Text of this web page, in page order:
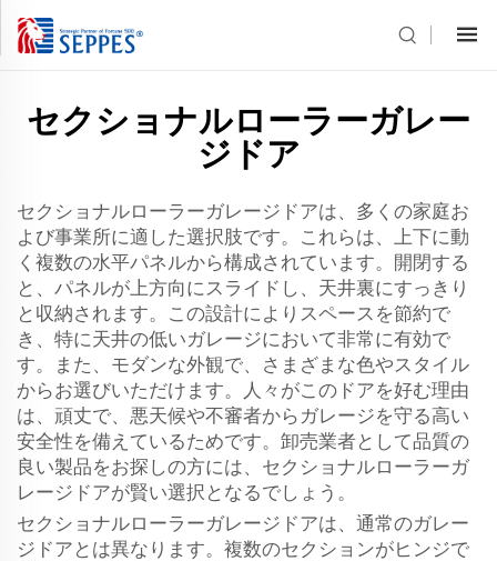
セクショナルローラーガレー
ジドア
セクショナルローラーガレージドアは、多くの家庭お
よび事業所に適した選択肢です。これらは、上下に動
く複数の水平パネルから構成されています。開閉する
と、パネルが上方向にスライドし、天井裏にすっきり
と収納されます。この設計によりスペースを節約で
き、特に天井の低いガレージにおいて非常に有効で
す。また、モダンな外観で、さまざまな色やスタイル
からお選びいただけます。人々がこのドアを好む理由
は、頑丈で、悪天候や不審者からガレージを守る高い
安全性を備えているためです。卸売業者として品質の
良い製品をお探しの方には、セクショナルローラーガ
レージドアが賢い選択となるでしょう。
セクショナルローラーガレージドアは、通常のガレー
ジドアとは異なります。複数のセクションがヒンジで